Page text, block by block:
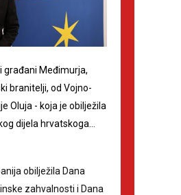
građani Međimurja,
branitelji, od Vojno-
Oluja - koja je obilježila
dijela hrvatskoga…
obilježila Dana
zahvalnosti i Dana